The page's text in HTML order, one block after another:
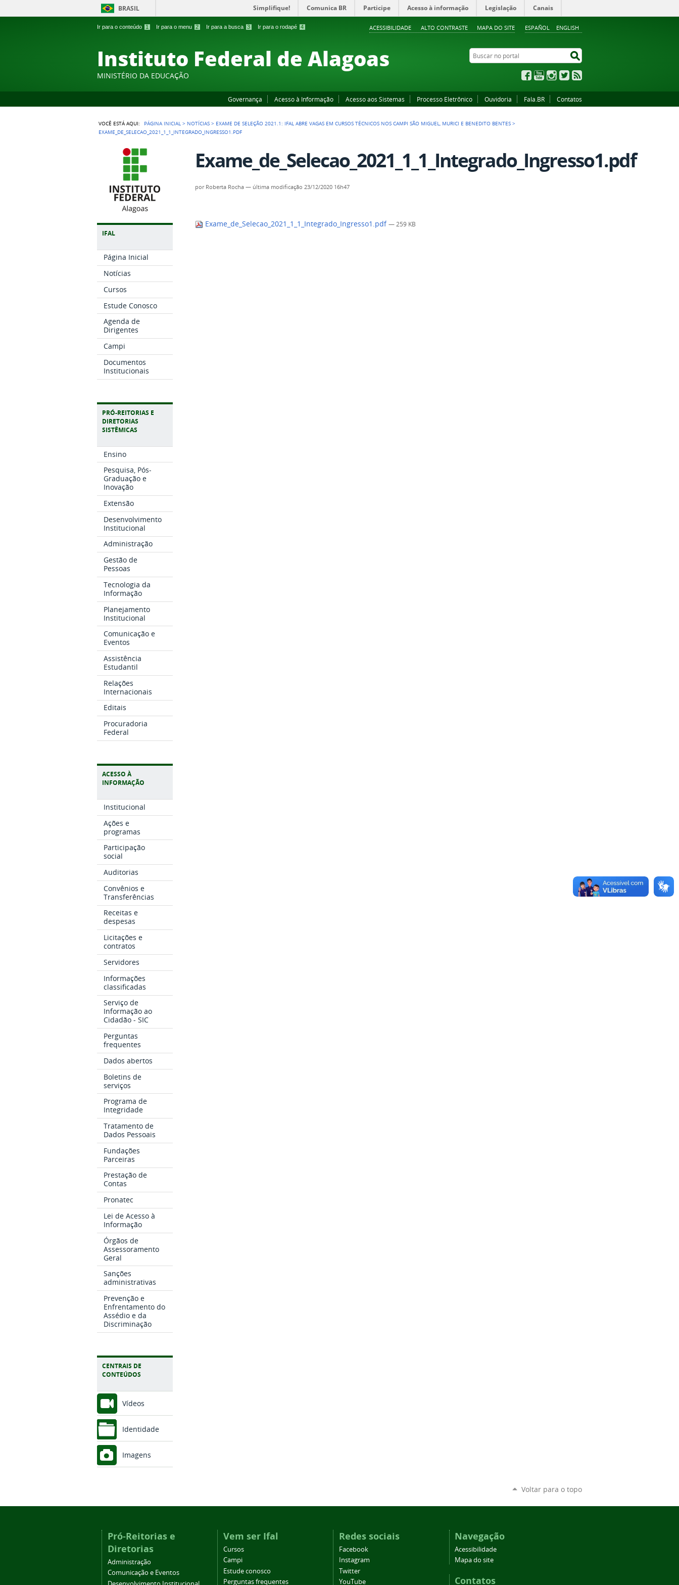
Ir para o conteúdo 1 Ir para o menu 2 Ir para a busca 3 Ir para o rodapé 4 ESPAÑOL ENGLISH
ACESSIBILIDADE ALTO CONTRASTE MAPA DO SITE
BRASIL Simplifique! Comunica BR Participe Acesso à informação Legislação Canais
Instituto Federal de Alagoas
MINISTÉRIO DA EDUCAÇÃO
Buscar no portal
FacebookYouTubeInstagram
Twitter
Governança Acesso à Informação Acesso aos Sistemas Processo Eletrônico Ouvidoria Fala.BR Contatos
VOCÊ ESTÁ AQUI: PÁGINA INICIAL > NOTÍCIAS > EXAME DE SELEÇÃO 2021.1: IFAL ABRE VAGAS EM CURSOS TÉCNICOS NOS CAMPI SÃO MIGUEL, MURICI E BENEDITO BENTES >
EXAME_DE_SELECAO_2021_1_1_INTEGRADO_INGRESSO1.PDF
IFAL
Página Inicial
Notícias
Cursos
Estude Conosco
Agenda de
Dirigentes
Campi
Documentos
Institucionais
PRÓ-REITORIAS E
DIRETORIAS
SISTÊMICAS
Ensino
Pesquisa, Pós-
Graduação e
Inovação
Extensão
Desenvolvimento
Institucional
Administração
Gestão de
Pessoas
Tecnologia da
Informação
Planejamento
Institucional
Comunicação e
Eventos
Assistência
Estudantil
Relações
Internacionais
Editais
Procuradoria
Federal
ACESSO À
INFORMAÇÃO
Institucional
Ações e
programas
Participação
social
Auditorias
Convênios e
Transferências
Receitas e
despesas
Licitações e
contratos
Servidores
Informações
classificadas
Serviço de
Informação ao
Cidadão - SIC
Perguntas
frequentes
Dados abertos
Boletins de
serviços
Programa de
Integridade
Tratamento de
Dados Pessoais
Fundações
Parceiras
Prestação de
Contas
Pronatec
Lei de Acesso à
Informação
Órgãos de
Assessoramento
Geral
Sanções
administrativas
Prevenção e
Enfrentamento do
Assédio e da
Discriminação
CENTRAIS DE
CONTEÚDOS
Vídeos
Identidade
Imagens
Exame_de_Selecao_2021_1_1_Integrado_Ingresso1.pdf
por Roberta Rocha — última modificação 23/12/2020 16h47
Exame_de_Selecao_2021_1_1_Integrado_Ingresso1.pdf— 259 KB
Voltar para o topo
Pró-Reitorias e
Diretorias
Administração
Comunicação e Eventos
Vem ser Ifal
Cursos
Campi
Estude conosco
Perguntas frequentes
Redes sociais
Facebook
Instagram
Twitter
YouTube
Navegação
Acessibilidade
Mapa do site
Contatos